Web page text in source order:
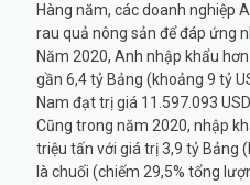
Hàng năm, các doanh nghiệp
rau quả nông sản để đáp ứng
Năm 2020, Anh nhập khẩu
gần 6,4 tỷ Bảng (khoảng 9 tỷ
Nam đạt trị giá 11.597.093
Cũng trong năm 2020, nhập
triệu tấn với giá trị 3,9 tỷ Bảng
là chuối (chiếm 29,5% tổng